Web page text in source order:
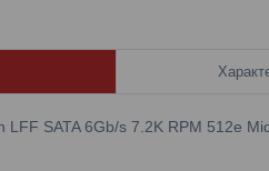
LFF SATA 6Gb/s 7.2K RPM 512e